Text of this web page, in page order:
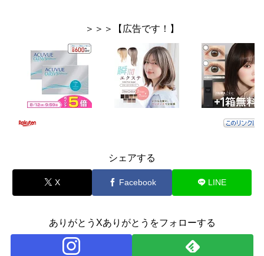
＞＞＞【広告です！】
シェアする
X Facebook LINE
ありがとうXありがとうをフォローする